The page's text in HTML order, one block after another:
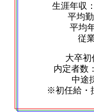
生涯年収：
平均
平均
従
大卒初
内定者数
中途
※初任給・